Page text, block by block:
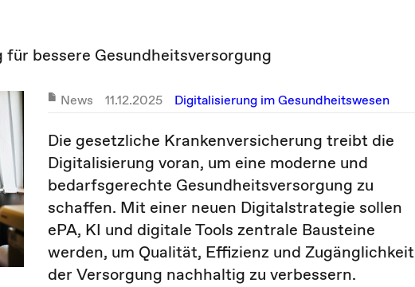
bessere Gesundheitsversorgung
News 11.12.2025 Digitalisierung im Gesundheitswesen
Die gesetzliche Krankenversicherung treibt die
Digitalisierung voran, um eine moderne und
bedarfsgerechte Gesundheitsversorgung zu
schaffen. Mit einer neuen Digitalstrategie sollen
ePA, KI und digitale Tools zentrale Bausteine
werden, um Qualität, Effizienz und Zugänglichkeit
der Versorgung nachhaltig zu verbessern.